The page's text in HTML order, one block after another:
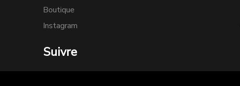
Boutique
Instagram
Suivre